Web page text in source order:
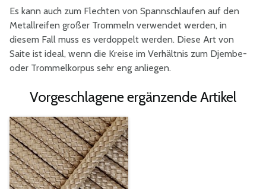
Es kann auch zum Flechten von Spannschlaufen auf den
Metallreifen großer Trommeln verwendet werden, in
diesem Fall muss es verdoppelt werden. Diese Art von
Saite ist ideal, wenn die Kreise im Verhältnis zum Djembe-
oder Trommelkorpus sehr eng anliegen.
Vorgeschlagene ergänzende Artikel